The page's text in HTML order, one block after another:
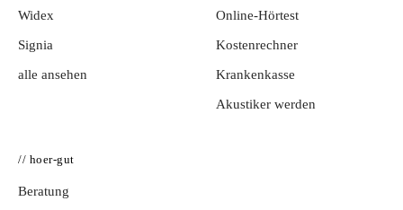
Widex
Signia
alle ansehen
Online-Hörtest
Kostenrechner
Krankenkasse
Akustiker werden
// hoer-gut
Beratung